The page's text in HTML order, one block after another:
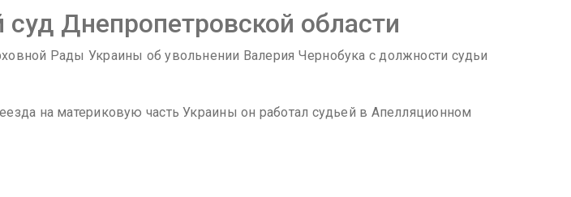
Днепропетровской области
Рады Украины об увольнении Валерия Чернобука с должности судьи
на материковую часть Украины он работал судьей в Апелляционном